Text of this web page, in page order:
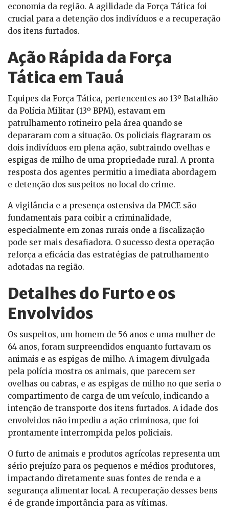
economia da região. A agilidade da Força Tática foi
crucial para a detenção dos indivíduos e a recuperação
dos itens furtados.
Ação Rápida da Força
Tática em Tauá
Equipes da Força Tática, pertencentes ao 13º Batalhão
da Polícia Militar (13º BPM), estavam em
patrulhamento rotineiro pela área quando se
depararam com a situação. Os policiais flagraram os
dois indivíduos em plena ação, subtraindo ovelhas e
espigas de milho de uma propriedade rural. A pronta
resposta dos agentes permitiu a imediata abordagem
e detenção dos suspeitos no local do crime.
A vigilância e a presença ostensiva da PMCE são
fundamentais para coibir a criminalidade,
especialmente em zonas rurais onde a fiscalização
pode ser mais desafiadora. O sucesso desta operação
reforça a eficácia das estratégias de patrulhamento
adotadas na região.
Detalhes do Furto e os
Envolvidos
Os suspeitos, um homem de 56 anos e uma mulher de
64 anos, foram surpreendidos enquanto furtavam os
animais e as espigas de milho. A imagem divulgada
pela polícia mostra os animais, que parecem ser
ovelhas ou cabras, e as espigas de milho no que seria o
compartimento de carga de um veículo, indicando a
intenção de transporte dos itens furtados. A idade dos
envolvidos não impediu a ação criminosa, que foi
prontamente interrompida pelos policiais.
O furto de animais e produtos agrícolas representa um
sério prejuízo para os pequenos e médios produtores,
impactando diretamente suas fontes de renda e a
segurança alimentar local. A recuperação desses bens
é de grande importância para as vítimas.